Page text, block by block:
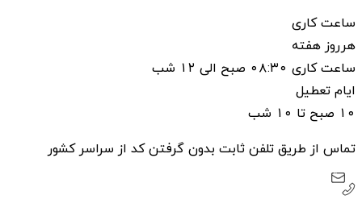
ساعت کاری
هرروز هفته
ساعت کاری ۰۸:۳۰ صبح الی ۱۲ شب
ایام تعطیل
۱۰ صبح تا ۱۰ شب
تماس از طریق تلفن ثابت بدون گرفتن کد از سراسر کشور